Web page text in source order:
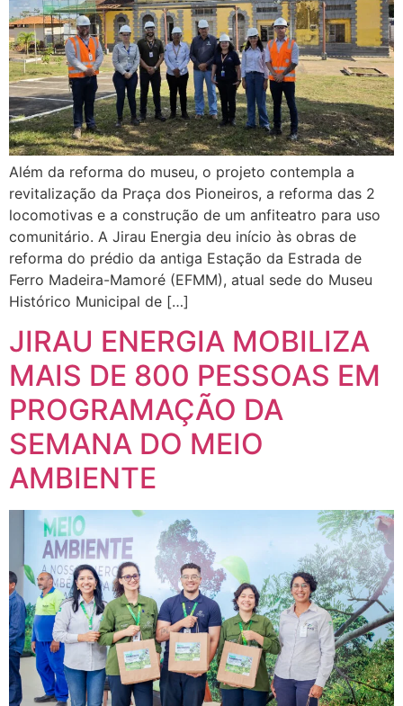
Além da reforma do museu, o projeto contempla a
revitalização da Praça dos Pioneiros, a reforma das 2
locomotivas e a construção de um anfiteatro para uso
comunitário. A Jirau Energia deu início às obras de
reforma do prédio da antiga Estação da Estrada de
Ferro Madeira-Mamoré (EFMM), atual sede do Museu
Histórico Municipal de […]
JIRAU ENERGIA MOBILIZA
MAIS DE 800 PESSOAS EM
PROGRAMAÇÃO DA
SEMANA DO MEIO
AMBIENTE